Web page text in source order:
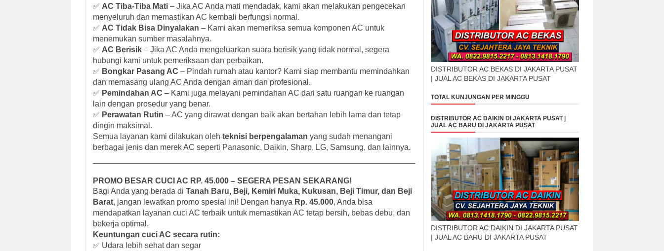
✅ AC Tiba-Tiba Mati – Jika AC Anda mati mendadak, kami akan melakukan pengecekan
menyeluruh dan memastikan AC kembali berfungsi normal.
✅ AC Tidak Bisa Dinyalakan – Kami akan memeriksa semua komponen AC untuk
menemukan sumber masalahnya.
✅ AC Berisik – Jika AC Anda mengeluarkan suara berisik yang tidak normal, segera
hubungi kami untuk pemeriksaan dan perbaikan.
✅ Bongkar Pasang AC – Pindah rumah atau kantor? Kami siap membantu memindahkan
dan memasang ulang AC Anda dengan aman dan profesional.
✅ Pemindahan AC – Kami juga melayani pemindahan AC dari satu ruangan ke ruangan
lain dengan prosedur yang benar.
✅ Perawatan Rutin – AC yang dirawat dengan baik akan bertahan lebih lama dan tetap
dingin maksimal.
Semua layanan kami dilakukan oleh teknisi berpengalaman yang sudah menangani
berbagai jenis dan merek AC seperti Panasonic, Daikin, Sharp, LG, Samsung, dan lainnya.
PROMO BESAR CUCI AC RP. 45.000 – SEGERA PESAN SEKARANG!
Bagi Anda yang berada di Tanah Baru, Beji, Kemiri Muka, Kukusan, Beji Timur, dan Beji
Barat, jangan lewatkan promo spesial ini! Dengan hanya Rp. 45.000, Anda bisa
mendapatkan layanan cuci AC terbaik untuk memastikan AC tetap bersih, bebas debu, dan
bekerja optimal.
Keuntungan cuci AC secara rutin:
✅ Udara lebih sehat dan segar
DISTRIBUTOR AC BEKAS DI JAKARTA PUSAT
| JUAL AC BEKAS DI JAKARTA PUSAT
TOTAL KUNJUNGAN PER MINGGU
DISTRIBUTOR AC DAIKIN DI JAKARTA PUSAT |
JUAL AC BARU DI JAKARTA PUSAT
DISTRIBUTOR AC DAIKIN DI JAKARTA PUSAT
| JUAL AC BARU DI JAKARTA PUSAT